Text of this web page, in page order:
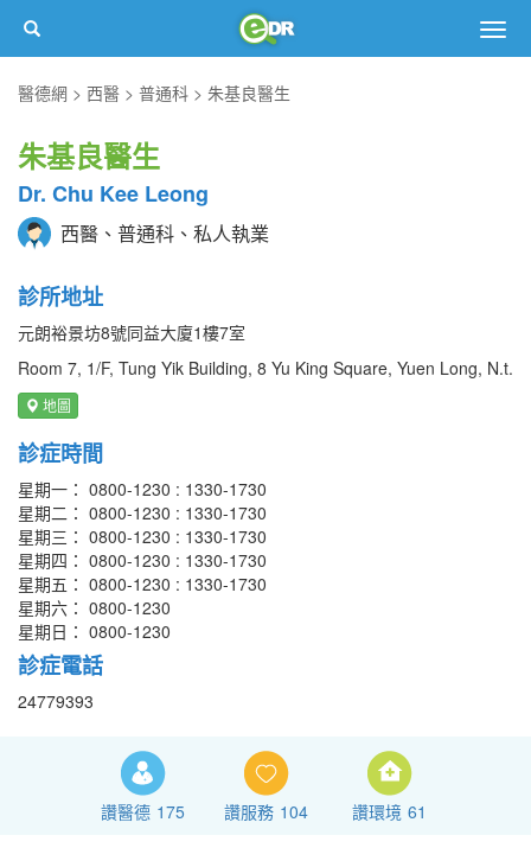
醫德網
西醫 普通科 朱基良醫生
朱基良醫生
Dr. Chu Kee Leong
西醫、普通科、私人執業
診所地址
元朗裕景坊8號同益大廈1樓7室
Room 7, 1/F, Tung Yik Building, 8 Yu King Square, Yuen Long, N.t.
地圖
診症時間
星期一： 0800-1230 : 1330-1730
星期二： 0800-1230 : 1330-1730
星期三： 0800-1230 : 1330-1730
星期四： 0800-1230 : 1330-1730
星期五： 0800-1230 : 1330-1730
星期六： 0800-1230
星期日： 0800-1230
診症電話
24779393
讚醫德 175 讚服務 104 讚環境 61